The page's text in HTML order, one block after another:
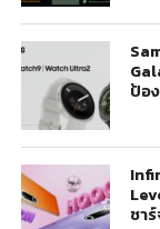
ป้อ
ชา